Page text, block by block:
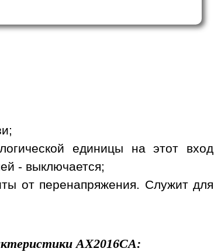
единицы на этот вход
- выключается;
от перенапряжения. Служит для
AX2016CA: